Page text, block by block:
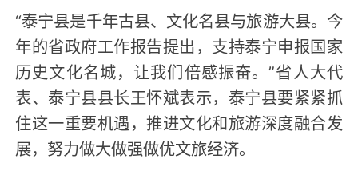
“泰宁县是千年古县、文化名县与旅游大县。今
年的省政府工作报告提出，支持泰宁申报国家
历史文化名城，让我们倍感振奋。”省人大代
表、泰宁县县长王怀斌表示，泰宁县要紧紧抓
住这一重要机遇，推进文化和旅游深度融合发
展，努力做大做强做优文旅经济。